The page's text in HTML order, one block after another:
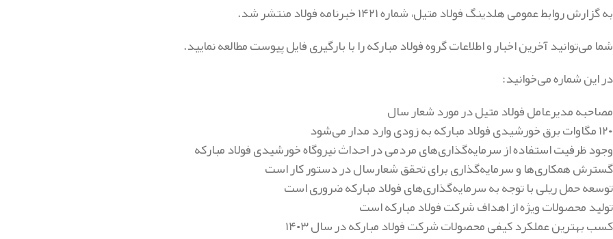
به گزارش روابط عمومی هلدینگ فولاد متیل، شماره ۱۴۲۱ خبرنامه فولاد منتشر شد.
شما می‌توانید آخرین اخبار و اطلاعات گروه فولاد مبارکه را با بارگیری فایل پیوست مطالعه نمایید.
در این شماره می‌خوانید:
مصاحبه مدیرعامل فولاد متیل در مورد شعار سال
۱۲۰ مگاوات برق خورشیدی فولاد مبارکه به زودی وارد مدار می‌شود
وجود ظرفیت استفاده از سرمایه‌گذاری‌های مردمی در احداث نیروگاه خورشیدی فولاد مبارکه
گسترش همکاری‌ها و سرمایه‌گذاری برای تحقق شعارسال در دستور کار است
توسعه حمل ریلی با توجه به سرمایه‌گذاری‌های فولاد مبارکه ضروری است
تولید محصولات ویژه از اهداف شرکت فولاد مبارکه است
کسب بهترین عملکرد کیفی محصولات شرکت فولاد مبارکه در سال ۱۴۰۳